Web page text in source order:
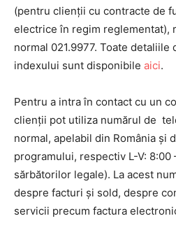
(pentru clienții cu contracte de
electrice în regim reglementat),
normal 021.9977. Toate
indexului sunt disponibile aici.
Pentru a intra în contact cu un
clienții pot utiliza numărul de
normal, apelabil din România și
programului, respectiv L-V: 8:00
sărbătorilor legale). La acest
despre facturi și sold, despre
servicii precum factura